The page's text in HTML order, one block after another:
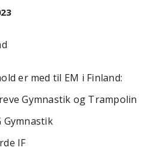
er med til EM i Finland:
Gymnastik og Trampolin
Gymnastik
IF